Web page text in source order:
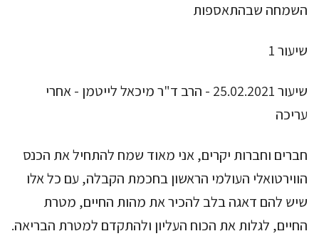
השמחה שבהתאספות
שיעור 1
שיעור 25.02.2021 - הרב ד"ר מיכאל לייטמן - אחרי
עריכה
חברים וחברות יקרים, אני מאוד שמח להתחיל את הכנס
הווירטואלי העולמי הראשון בחכמת הקבלה, עם כל אלו
שיש להם דאגה בלב להכיר את מהות החיים, מטרת
החיים, לגלות את הכוח העליון ולהתקדם למטרת הבריאה.